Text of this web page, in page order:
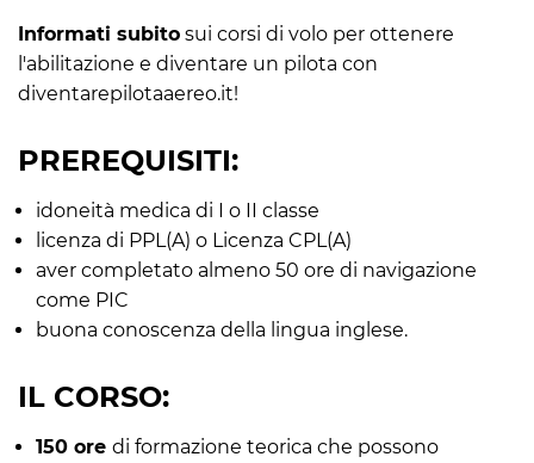
Informati subito sui corsi di volo per ottenere
l'abilitazione e diventare un pilota con
diventarepilotaaereo.it!
PREREQUISITI:
idoneità medica di I o II classe
licenza di PPL(A) o Licenza CPL(A)
aver completato almeno 50 ore di navigazione
come PIC
buona conoscenza della lingua inglese.
IL CORSO:
150 ore di formazione teorica che possono